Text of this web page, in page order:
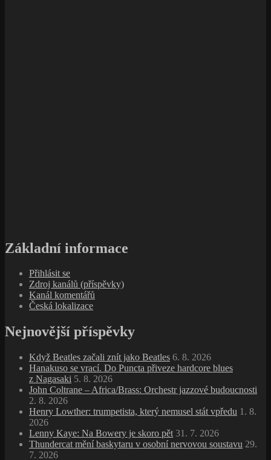
Základní informace
Přihlásit se
Zdroj kanálů (příspěvky)
Kanál komentářů
Česká lokalizace
Nejnovější příspěvky
Když Beatles začali znít jako Beatles 6. 8. 2026
Hanakuso se vrací. Do Puncta přiveze hardcore blues
z Nagasaki 5. 8. 2026
John Coltrane – Africa/Brass: Orchestr jazzové budoucnosti
2. 8. 2026
Henry Lowther: trumpetista, který nemusel stát vpředu 1. 8.
2026
Lenny Kaye: Na Bowery je skoro pět 31. 7. 2026
Thundercat mění baskytaru v osobní nervovou soustavu 29.
7. 2026